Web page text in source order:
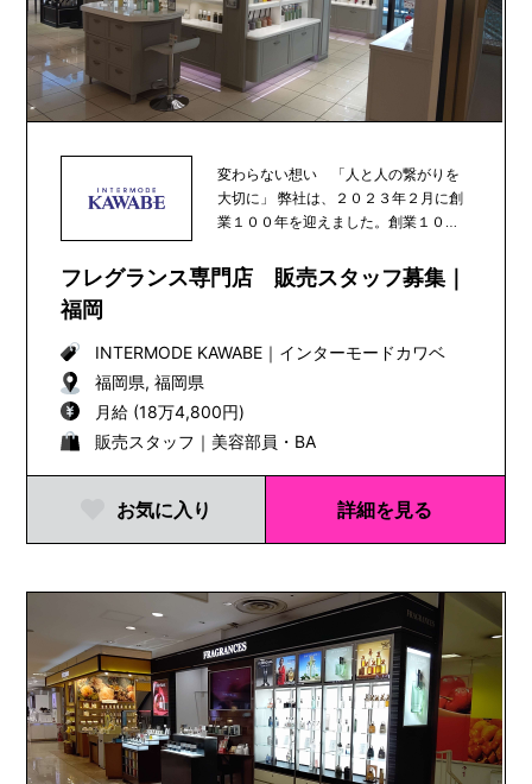
変わらない想い 「人と人の繋がりを
大切に」 弊社は、２０２３年２月に創
業１００年を迎えました。創業１００
フレグランス専門店 販売スタッフ募集｜
福岡
INTERMODE KAWABE｜ インターモードカワベ
福岡県, 福岡県
月給 (18万4,800円)
販売スタッフ｜美容部員・BA
お気に入り 詳細を見る